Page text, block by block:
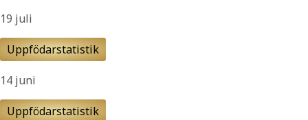
19 juli
Uppfödarstatistik
14 juni
Uppfödarstatistik